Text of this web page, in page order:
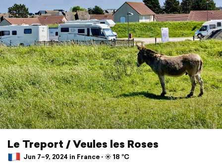
Le Treport / Veules les Roses
Jun 7–9, 2024 in France ⋅ ☀️ 18 °C